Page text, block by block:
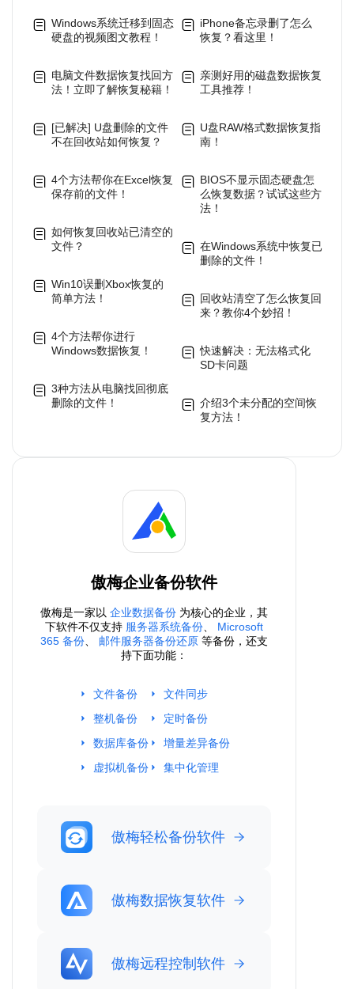
Windows系统迁移到固态
硬盘的视频图文教程！
电脑文件数据恢复找回方
法！立即了解恢复秘籍！
[已解决] U盘删除的文件
不在回收站如何恢复？
4个方法帮你在Excel恢复
保存前的文件！
如何恢复回收站已清空的
文件？
Win10误删Xbox恢复的
简单方法！
4个方法帮你进行
Windows数据恢复！
3种方法从电脑找回彻底
删除的文件！
iPhone备忘录删了怎么
恢复？看这里！
亲测好用的磁盘数据恢复
工具推荐！
U盘RAW格式数据恢复指
南！
BIOS不显示固态硬盘怎
么恢复数据？试试这些方
法！
在Windows系统中恢复已
删除的文件！
回收站清空了怎么恢复回
来？教你4个妙招！
快速解决：无法格式化
SD卡问题
介绍3个未分配的空间恢
复方法！
傲梅企业备份软件
傲梅是一家以 企业数据备份 为核心的企业，其
下软件不仅支持 服务器系统备份
Microsoft
365 备份
邮件服务器备份还原 等备份，还支
持下面功能：
文件备份
整机备份
数据库备份
虚拟机备份
文件同步
定时备份
增量差异备份
集中化管理
傲梅轻松备份软件
傲梅数据恢复软件
傲梅远程控制软件